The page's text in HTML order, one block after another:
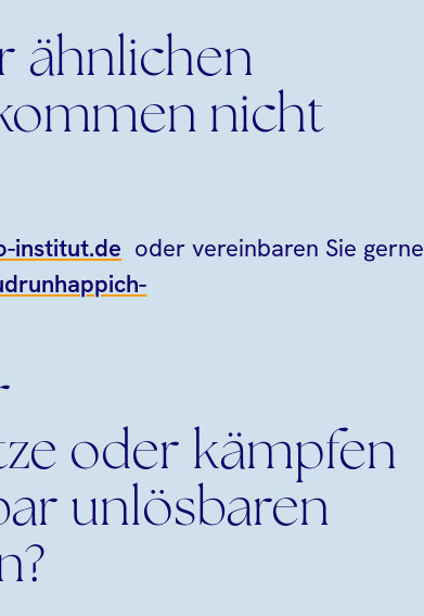
ähnlichen
nicht
institut.de oder vereinbaren Sie gerne
oder kämpfen
unlösbaren